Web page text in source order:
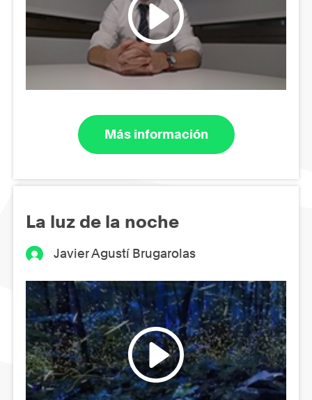
Más información
La luz de la noche
Javier Agustí Brugarolas